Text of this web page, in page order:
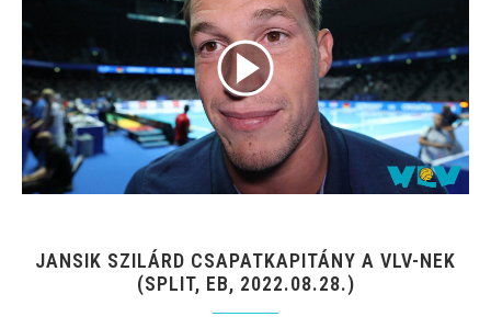
JANSIK SZILÁRD CSAPATKAPITÁNY A VLV-NEK
(SPLIT, EB, 2022.08.28.)